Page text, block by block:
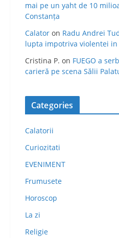
mai pe un yaht de 10
Constanța
Calator on Radu Andrei
lupta impotriva violentei in
Cristina P. on FUEGO a
carieră pe scena Sălii
Categories
Calatorii
Curiozitati
EVENIMENT
Frumusete
Horoscop
La zi
Religie